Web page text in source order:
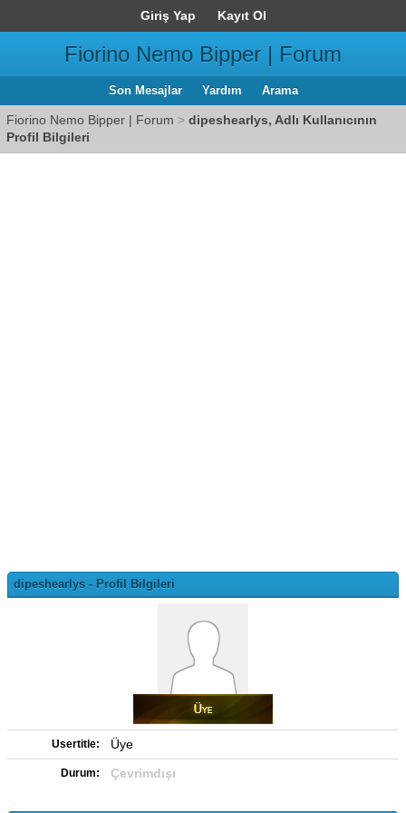
Giriş Yap Kayıt Ol
Fiorino Nemo Bipper | Forum
Son Mesajlar Yardım Arama
Fiorino Nemo Bipper | Forum > dipeshearlys, Adlı Kullanıcının
Profil Bilgileri
dipeshearlys - Profil Bilgileri
Usertitle: Üye
Durum: Çevrimdışı